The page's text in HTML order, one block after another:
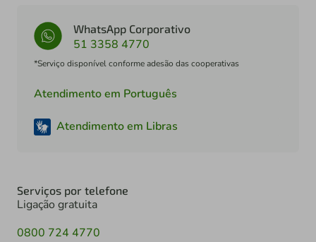
WhatsApp Corporativo
51 3358 4770
*Serviço disponível conforme adesão das cooperativas
Atendimento em Português
Atendimento em Libras
Serviços por telefone
Ligação gratuita
0800 724 4770